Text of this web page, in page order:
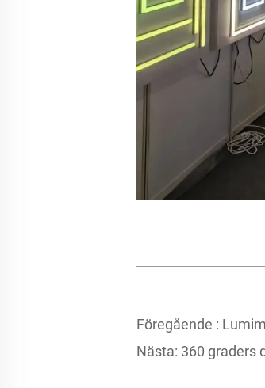
Föregående :
Nästa: 360 graders